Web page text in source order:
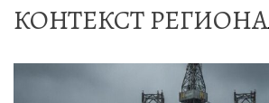
КОНТЕКСТ РЕГИОНА